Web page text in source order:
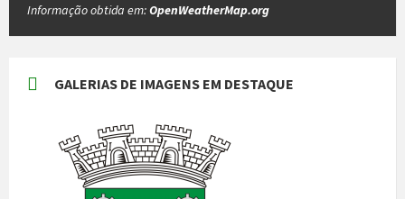
Informação obtida em:OpenWeatherMap.org
GALERIAS DE IMAGENS EM DESTAQUE